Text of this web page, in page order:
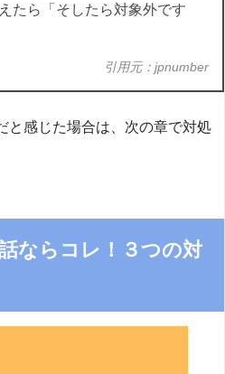
たら「そしたら対象外です
引用元：jpnumber
と感じた場合は、次の章で対処
ならコレ！３つの対